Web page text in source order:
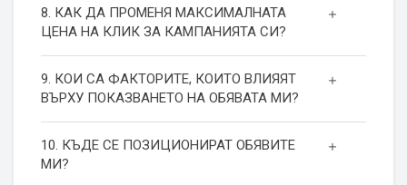
8. КАК ДА ПРОМЕНЯ МАКСИМАЛНАТА
ЦЕНА НА КЛИК ЗА КАМПАНИЯТА СИ?
9. КОИ СА ФАКТОРИТЕ, КОИТО ВЛИЯЯТ
ВЪРХУ ПОКАЗВАНЕТО НА ОБЯВАТА МИ?
10. КЪДЕ СЕ ПОЗИЦИОНИРАТ ОБЯВИТЕ
МИ?